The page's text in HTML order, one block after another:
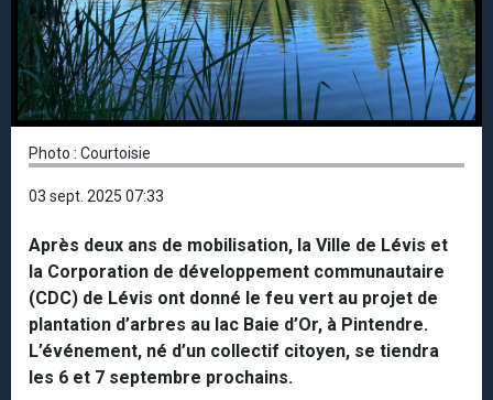
Photo : Courtoisie
03 sept. 2025 07:33
Après deux ans de mobilisation, la Ville de Lévis et
la Corporation de développement communautaire
(CDC) de Lévis ont donné le feu vert au projet de
plantation d’arbres au lac Baie d’Or, à Pintendre.
L’événement, né d’un collectif citoyen, se tiendra
les 6 et 7 septembre prochains.